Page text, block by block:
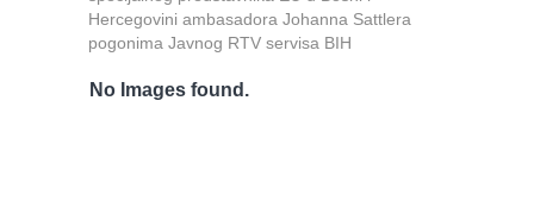
Hercegovini ambasadora Johanna Sattlera
pogonima Javnog RTV servisa BIH
No Images found.